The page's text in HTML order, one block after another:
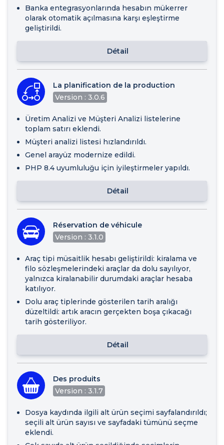
Banka entegrasyonlarında hesabın mükerrer
olarak otomatik açılmasına karşı eşleştirme
geliştirildi.
Détail
La planification de la production
Version : 3.0.6
Üretim Analizi ve Müşteri Analizi listelerine
toplam satırı eklendi.
Müşteri analizi listesi hızlandırıldı.
Genel arayüz modernize edildi.
PHP 8.4 uyumluluğu için iyileştirmeler yapıldı.
Détail
Réservation de véhicule
Version : 3.1.0
Araç tipi müsaitlik hesabı geliştirildi: kiralama ve
filo sözleşmelerindeki araçlar da dolu sayılıyor,
yalnızca kiralanabilir durumdaki araçlar hesaba
katılıyor.
Dolu araç tiplerinde gösterilen tarih aralığı
düzeltildi: artık aracın gerçekten boşa çıkacağı
tarih gösteriliyor.
Détail
Des produits
Version : 3.1.7
Dosya kaydında ilgili alt ürün seçimi sayfalandırıldı;
seçili alt ürün sayısı ve sayfadaki tümünü seçme
eklendi.